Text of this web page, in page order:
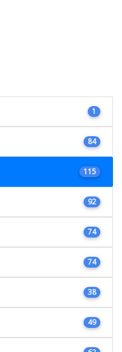
1
84
115
92
74
74
38
49